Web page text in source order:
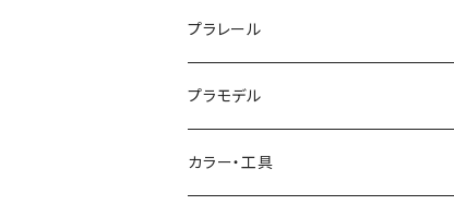
TOMIX (N)
マイクロエース (N)
グリーンマックス (N)
車両
入門セット
レール
プラレール
プラモデル
ガンプラ
カラー・工具